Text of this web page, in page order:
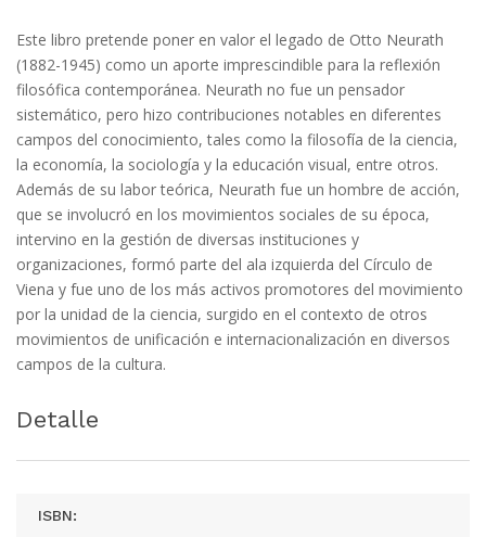
Este libro pretende poner en valor el legado de Otto Neurath
(1882-1945) como un aporte imprescindible para la reflexión
filosófica contemporánea. Neurath no fue un pensador
sistemático, pero hizo contribuciones notables en diferentes
campos del conocimiento, tales como la filosofía de la ciencia,
la economía, la sociología y la educación visual, entre otros.
Además de su labor teórica, Neurath fue un hombre de acción,
que se involucró en los movimientos sociales de su época,
intervino en la gestión de diversas instituciones y
organizaciones, formó parte del ala izquierda del Círculo de
Viena y fue uno de los más activos promotores del movimiento
por la unidad de la ciencia, surgido en el contexto de otros
movimientos de unificación e internacionalización en diversos
campos de la cultura.
Detalle
ISBN: